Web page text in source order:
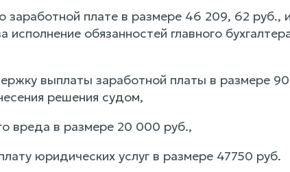
заработной плате в размере 46 209, 62
исполнение обязанностей главного
выплаты заработной платы в размере
решения судом,
вреда в размере 20 000 руб.,
юридических услуг в размере 47750 руб.